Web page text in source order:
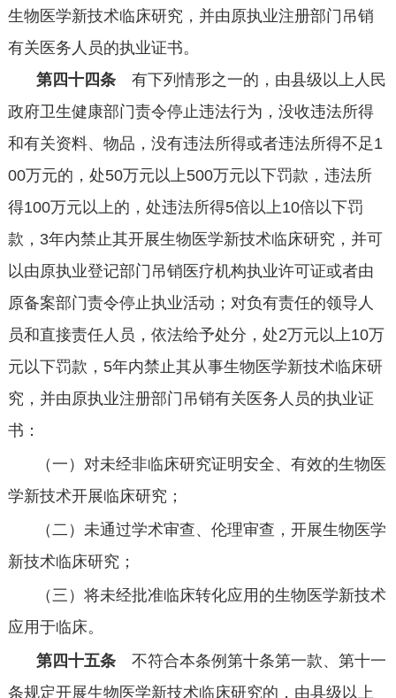
生物医学新技术临床研究，并由原执业注册部门吊销
有关医务人员的执业证书。
第四十四条 有下列情形之一的，由县级以上人民
政府卫生健康部门责令停止违法行为，没收违法所得
和有关资料、物品，没有违法所得或者违法所得不足 1
00万元的，处50万元以上500万元以下罚款，违法所
得100万元以上的，处违法所得5倍以上10倍以下罚
款， 3年内禁止其开展生物医学新技术临床研究，并可
以由原执业登记部门吊销医疗机构执业许可证或者由
原备案部门责令停止执业活动；对负有责任的领导人
员和直接责任人员，依法给予处分，处2万元以上10万
元以下罚款， 5年内禁止其从事生物医学新技术临床研
究，并由原执业注册部门吊销有关医务人员的执业证
书：
（一）对未经非临床研究证明安全、有效的生物医
学新技术开展临床研究；
（二）未通过学术审查、伦理审查，开展生物医学
新技术临床研究；
（三）将未经批准临床转化应用的生物医学新技术
应用于临床。
第四十五条 不符合本条例第十条第一款、第十一
条规定开展生物医学新技术临床研究的，由县级以上